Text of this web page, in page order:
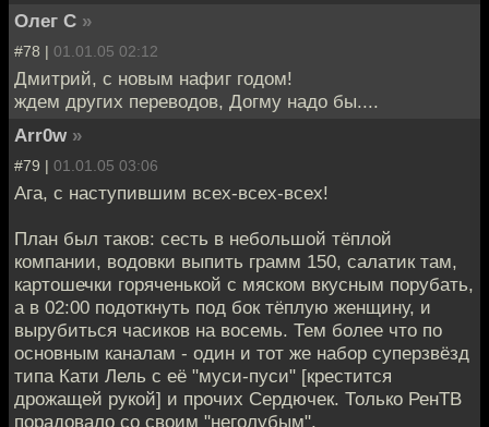
Олег С »
#78 | 01.01.05 02:12
Дмитрий, с новым нафиг годом!
ждем других переводов, Догму надо бы....
Arr0w »
#79 | 01.01.05 03:06
Ага, с наступившим всех-всех-всех!
План был таков: сесть в небольшой тёплой
компании, водовки выпить грамм 150, салатик там,
картошечки горяченькой с мяском вкусным порубать,
а в 02:00 подоткнуть под бок тёплую женщину, и
вырубиться часиков на восемь. Тем более что по
основным каналам - один и тот же набор суперзвёзд
типа Кати Лель с её "муси-пуси" [крестится
дрожащей рукой] и прочих Сердючек. Только РенТВ
порадовало со своим "неголубым".